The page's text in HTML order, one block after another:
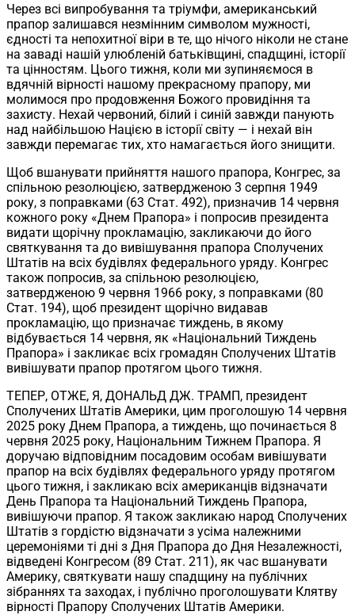
Через всі випробування та тріумфи, американський
прапор залишався незмінним символом мужності,
єдності та непохитної віри в те, що нічого ніколи не стане
на заваді нашій улюбленій батьківщині, спадщині, історії
та цінностям. Цього тижня, коли ми зупиняємося в
вдячній вірності нашому прекрасному прапору, ми
молимося про продовження Божого провидіння та
захисту. Нехай червоний, білий і синій завжди панують
над найбільшою Нацією в історії світу — і нехай він
завжди перемагає тих, хто намагається його знищити.
Щоб вшанувати прийняття нашого прапора, Конгрес, за
спільною резолюцією, затвердженою 3 серпня 1949
року, з поправками (63 Стат. 492), призначив 14 червня
кожного року «Днем Прапора» і попросив президента
видати щорічну прокламацію, закликаючи до його
святкування та до вивішування прапора Сполучених
Штатів на всіх будівлях федерального уряду. Конгрес
також попросив, за спільною резолюцією,
затвердженою 9 червня 1966 року, з поправками (80
Стат. 194), щоб президент щорічно видавав
прокламацію, що призначає тиждень, в якому
відбувається 14 червня, як «Національний Тиждень
Прапора» і закликає всіх громадян Сполучених Штатів
вивішувати прапор протягом цього тижня.
ТЕПЕР, ОТЖЕ, Я, ДОНАЛЬД ДЖ. ТРАМП, президент
Сполучених Штатів Америки, цим проголошую 14 червня
2025 року Днем Прапора, а тиждень, що починається 8
червня 2025 року, Національним Тижнем Прапора. Я
доручаю відповідним посадовим особам вивішувати
прапор на всіх будівлях федерального уряду протягом
цього тижня, і закликаю всіх американців відзначати
День Прапора та Національний Тиждень Прапора,
вивішуючи прапор. Я також закликаю народ Сполучених
Штатів з гордістю відзначати з усіма належними
церемоніями ті дні з Дня Прапора до Дня Незалежності,
відведені Конгресом (89 Стат. 211), як час вшанувати
Америку, святкувати нашу спадщину на публічних
зібраннях та заходах, і публічно проголошувати Клятву
вірності Прапору Сполучених Штатів Америки.